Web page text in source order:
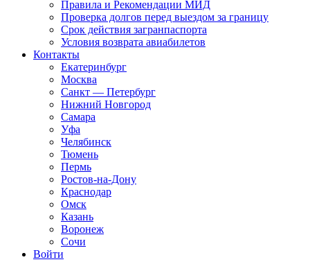
Правила и Рекомендации МИД
Проверка долгов перед выездом за границу
Срок действия загранпаспорта
Условия возврата авиабилетов
Контакты
Екатеринбург
Москва
Санкт — Петербург
Нижний Новгород
Самара
Уфа
Челябинск
Тюмень
Пермь
Ростов-на-Дону
Краснодар
Омск
Казань
Воронеж
Сочи
Войти